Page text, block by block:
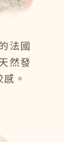
法國
然發
。